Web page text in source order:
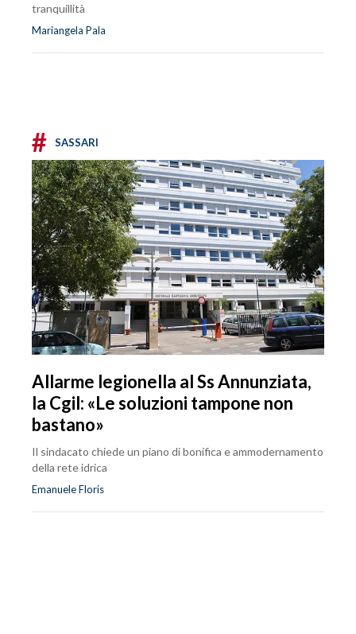
tranquillità
Mariangela Pala
# SASSARI
Allarme legionella al Ss Annunziata,
la Cgil: «Le soluzioni tampone non
bastano»
Il sindacato chiede un piano di bonifica e ammodernamento
della rete idrica
Emanuele Floris